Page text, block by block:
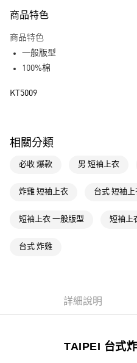
LINE Pay
街口支付
全家取貨付款
每筆NT$80，滿NT$1,500(含以上)
每筆NT$80，滿NT$1,500(含以上)
萊爾富取貨付款
每筆NT$80，滿NT$1,500(含以上)
商品特色
商品特色
一般版型
100%棉
KT5009
相關分類
必收 爆款 男 短袖上衣
炸雞 短袖上衣 台式 短袖上
短袖上衣 一般版型 短袖上
台式 炸雞
詳細說明
TAIPEI 台式